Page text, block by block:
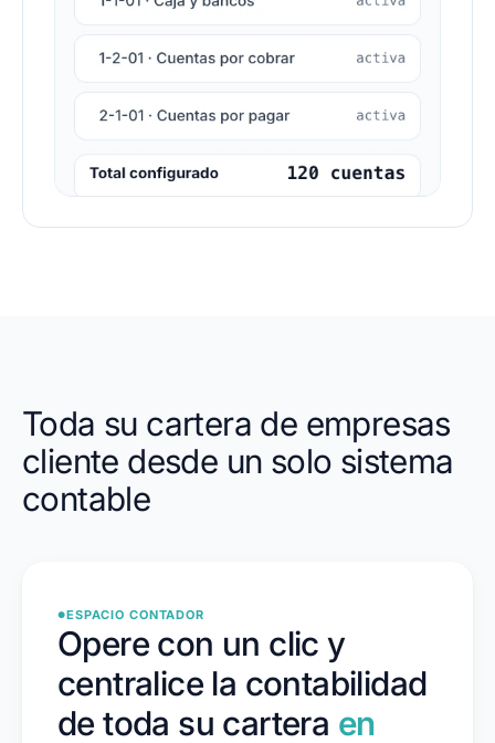
Toda su cartera de empresas
cliente desde un solo sistema
contable
●ESPACIO CONTADOR
Opere con un clic y
centralice la contabilidad
de toda su cartera en